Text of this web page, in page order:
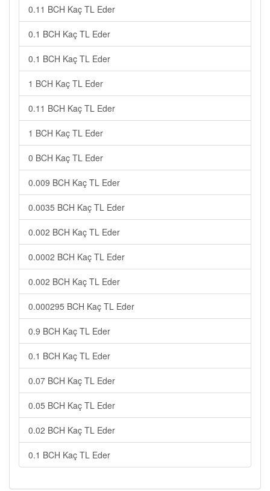
0.11 BCH Kaç TL Eder
0.1 BCH Kaç TL Eder
0.1 BCH Kaç TL Eder
1 BCH Kaç TL Eder
0.11 BCH Kaç TL Eder
1 BCH Kaç TL Eder
0 BCH Kaç TL Eder
0.009 BCH Kaç TL Eder
0.0035 BCH Kaç TL Eder
0.002 BCH Kaç TL Eder
0.0002 BCH Kaç TL Eder
0.002 BCH Kaç TL Eder
0.000295 BCH Kaç TL Eder
0.9 BCH Kaç TL Eder
0.1 BCH Kaç TL Eder
0.07 BCH Kaç TL Eder
0.05 BCH Kaç TL Eder
0.02 BCH Kaç TL Eder
0.1 BCH Kaç TL Eder